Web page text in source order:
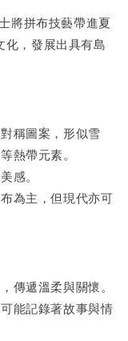
將拼布技藝帶進夏
化，發展出具有島
稱圖案，形似雪
熱帶元素。
感。
為主，但現代亦可
傳遞溫柔與關懷。
能記錄著故事與情